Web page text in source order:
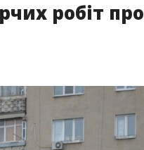
робіт про